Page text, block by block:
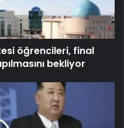
öğrencileri, final
bekliyor